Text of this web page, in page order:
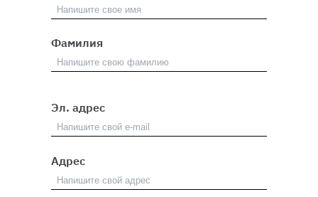
Фамилия
Эл. адрес
Адрес